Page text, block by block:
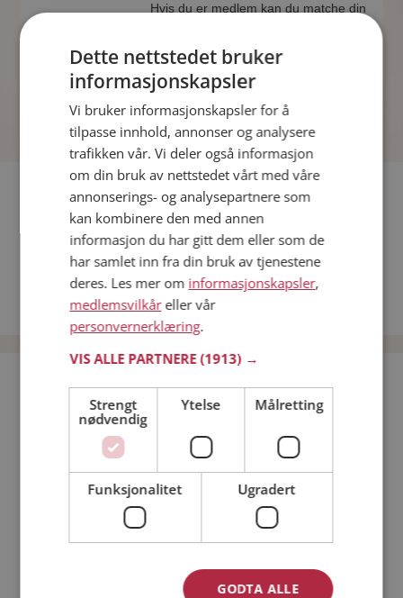
Hvis du er medlem kan du matche din
sammen som hånd i hanske?
Fler single
Flere singlekvinner fra Sandefjord:Gimmy, Bea, Ruth Inger
Menn fra Sandefjord
Date kvinner i Norge
Date menn i Norge
Bli medlem gratis!
Jeg er en: Mann Kvinne
Min alder:
Dette nettstedet bruker
informasjonskapsler
Vi bruker informasjonskapsler for å
tilpasse innhold, annonser og analysere
trafikken vår. Vi deler også informasjon
om din bruk av nettstedet vårt med våre
annonserings- og analysepartnere som
kan kombinere den med annen
informasjon du har gitt dem eller som de
har samlet inn fra din bruk av tjenestene
deres. Les mer om informasjonskapsler,
medlemsvilkåreller vår
personvernerklæring.
VIS ALLE PARTNERE(1913) →
Strengt
nødvendig
Ytelse Målretting
Funksjonalitet Ugradert
GODTA ALLE